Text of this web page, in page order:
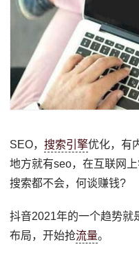
SEO，搜索引擎优化，有
地方就有seo，在互联网
搜索都不会，何谈赚钱?
抖音2021年的一个趋势就
布局，开始抢流量。